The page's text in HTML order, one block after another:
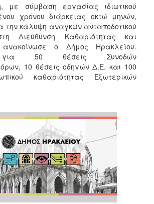
με σύμβαση εργασίας ιδιωτικού
χρόνου διάρκειας οκτώ μηνών,
την κάλυψη αναγκών ανταποδοτικού
Διεύθυνση Καθαριότητας και
ανακοίνωσε ο Δήμος Ηρακλείου.
για 50 θέσεις Συνοδών
10 θέσεις οδηγών Δ.Ε. και 100
καθαριότητας Εξωτερικών